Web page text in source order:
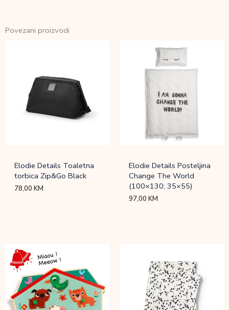
Povezani proizvodi
Elodie Details Toaletna
torbica Zip&Go Black
78,00KM
Elodie Details Posteljina
Change The World
(100×130; 35×55)
97,00KM